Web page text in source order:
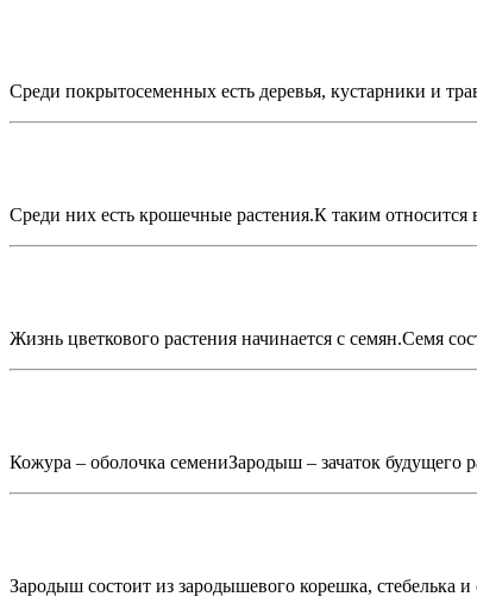
Среди покрытосеменных есть деревья, кустарники и
Среди них есть крошечные растения.К таким относится
Жизнь цветкового растения начинается с семян.Семя
Кожура – оболочка семениЗародыш – зачаток будущего
Зародыш состоит из зародышевого корешка, стебелька